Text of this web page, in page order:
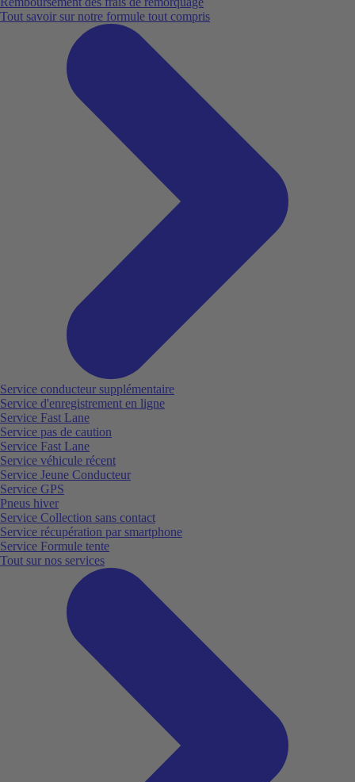
Tout savoir sur notre formule tout compris
Service conducteur supplémentaire
Service d'enregistrement en ligne
Service Fast Lane
Service pas de caution
Service Fast Lane
Service véhicule récent
Service Jeune Conducteur
Service GPS
Pneus hiver
Service Collection sans contact
Service récupération par smartphone
Service Formule tente
Tout sur nos services